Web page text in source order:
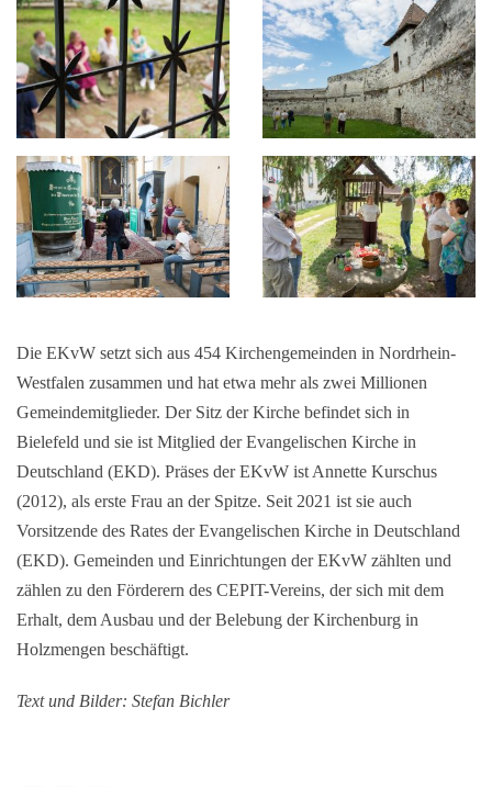
Die EKvW setzt sich aus 454 Kirchengemeinden in Nordrhein-
Westfalen zusammen und hat etwa mehr als zwei Millionen
Gemeindemitglieder. Der Sitz der Kirche befindet sich in
Bielefeld und sie ist Mitglied der Evangelischen Kirche in
Deutschland (EKD). Präses der EKvW ist Annette Kurschus
(2012), als erste Frau an der Spitze. Seit 2021 ist sie auch
Vorsitzende des Rates der Evangelischen Kirche in Deutschland
(EKD). Gemeinden und Einrichtungen der EKvW zählten und
zählen zu den Förderern des CEPIT-Vereins, der sich mit dem
Erhalt, dem Ausbau und der Belebung der Kirchenburg in
Holzmengen beschäftigt.
Text und Bilder: Stefan Bichler